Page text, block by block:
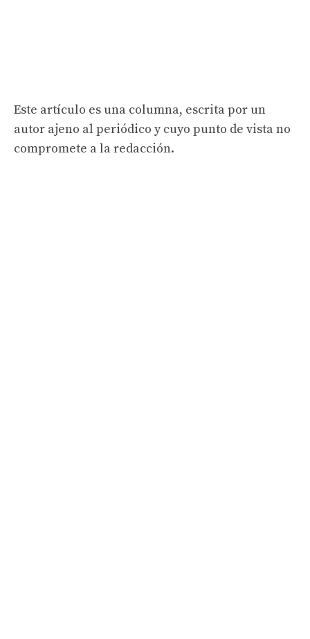
Este artículo es una columna, escrita por un
autor ajeno al periódico y cuyo punto de vista no
compromete a la redacción.